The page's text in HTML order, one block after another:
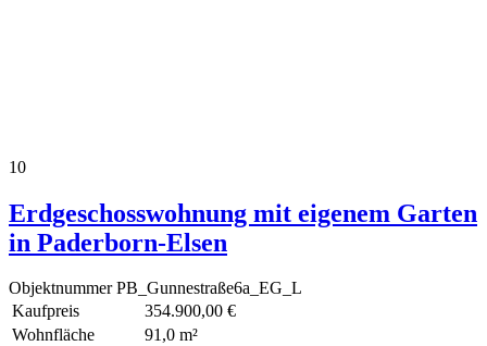
10
Erdgeschosswohnung mit eigenem Garten
in Paderborn-Elsen
Objektnummer PB_Gunnestraße6a_EG_L
Kaufpreis
354.900,00 €
Wohnfläche
91,0 m²